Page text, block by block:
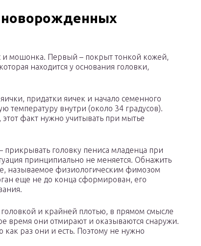
новорожденных
и мошонка. Первый – покрыт тонкой кожей,
находится у основания головки,
придатки яичек и начало семенного
температуру внутри (около 34 градусов).
этот факт нужно учитывать при мытье
головку пениса младенца при
принципиально не меняется. Обнажить
называемое физиологическим фимозом
еще не до конца сформирован, его
и крайней плотью, в прямом смысле
время они отмирают и оказываются снаружи.
раз они и есть. Поэтому не нужно